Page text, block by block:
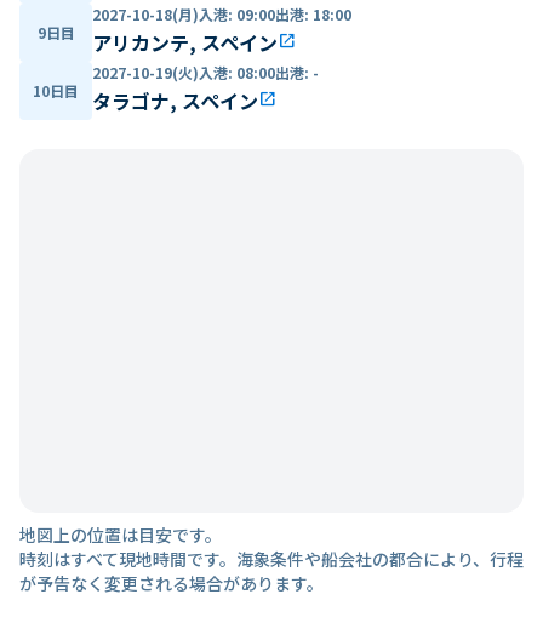
9日目
2027-10-18(月)入港: 09:00出港: 18:00
アリカンテ, スペインopen_in_new
10日目
2027-10-19(火)入港: 08:00出港: -
タラゴナ, スペインopen_in_new
地図上の位置は目安です。
時刻はすべて現地時間です。海象条件や船会社の都合により、行程
が予告なく変更される場合があります。